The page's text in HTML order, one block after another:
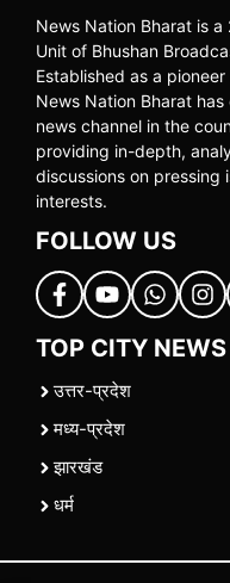
News Nation Bharat is a
Unit of Bhushan
Established as a
News Nation Bharat
news channel in the
providing in-depth,
discussions on pressing
interests.
FOLLOW US
TOP CITY NEWS
उत्तर-प्रदेश
मध्य-प्रदेश
झारखंड
धर्म